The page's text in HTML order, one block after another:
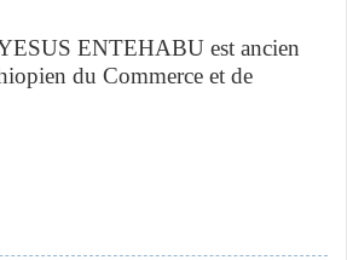
ENTEHABU est ancien
du Commerce et de